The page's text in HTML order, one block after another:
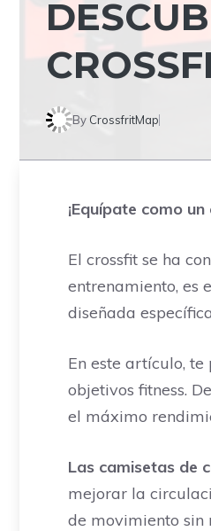
By CrossfritMap
¡Equípate como
El crossfit se ha
entrenamiento, es
diseñada
En este artículo, te
objetivos fitness.
el máximo
Las camisetas de
mejorar la
de movimiento sin